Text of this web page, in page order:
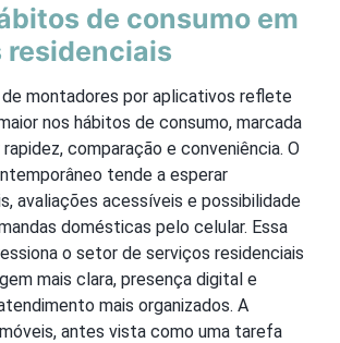
de consumo em
residenciais
montadores por aplicativos reflete
nos hábitos de consumo, marcada
comparação e conveniência. O
tende a esperar
avaliações acessíveis e possibilidade
domésticas pelo celular. Essa
o setor de serviços residenciais
mais clara, presença digital e
mais organizados. A
antes vista como uma tarefa